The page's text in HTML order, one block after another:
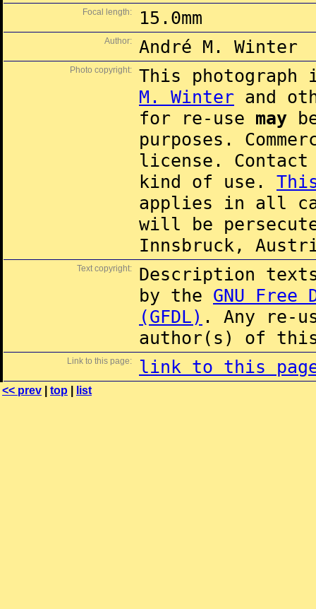
Focal length: 15.0mm
Author: André M. Winter
Photo copyright:
This
M. Winter and
for re-use may
purposes.
license.
kind of use.
applies in all
will be
Innsbruck,
Text copyright:
Description
by the GNU Free
(GFDL) . Any re-
author(s) of this
Link to this page: link to this
<< prev top list